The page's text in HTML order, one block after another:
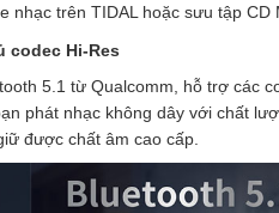
trên TIDAL hoặc sưu tập CD
codec Hi-Res
5.1 từ Qualcomm, hỗ trợ các
phát nhạc không dây với chất
được chất âm cao cấp.